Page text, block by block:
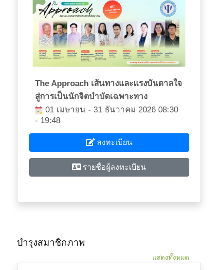
The Approach เส้นทางและแรงบันดาลใจ
สู่การเป็นนักจิตบำบัดเฉพาะทาง
01 เมษายน - 31 ธันวาคม 2026 08:30
- 19:48
ลงทะเบียน
รายชื่อผู้ลงทะเบียน
บำรุงสมาชิกภาพ
แสดงทั้งหมด